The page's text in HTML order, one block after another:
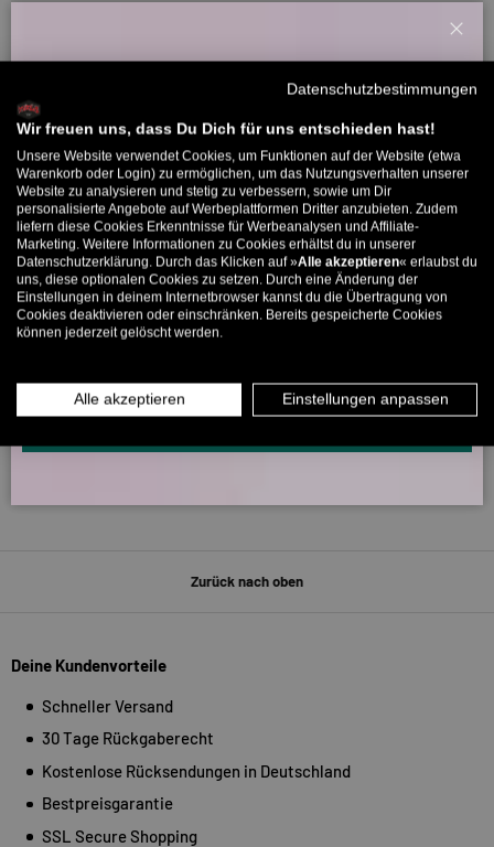
Sei der Erste, der eine Bewertung schreibt
5325 Bewertungen
5325 266
Willkommensbonus
Willkommens-Rabattcode direkt per Mail zugeschickt.
Bis zu 11% Rabatt auf deine erste Bestellung. Aufgepasst: Du
kannst nur 1x wählen! 🤫
5% ab €80 9% ab €100 11% ab €150 🔥
E-Mail
MÄNNER
INFOS ÜBER WHATSAPP? KEIN PROBLEM!
KLICK HIER UND SCHICKE UNS DIE VORGESCHRIEBENE NACHRICHT,
Zurück nach oben
Deine Kundenvorteile
Schneller Versand
30 Tage Rückgaberecht
Kostenlose Rücksendungen in Deutschland
Bestpreisgarantie
SSL Secure Shopping
Datenschutzbestimmungen
Wir freuen uns, dass Du Dich für uns entschieden hast!
Unsere Website verwendet Cookies, um Funktionen auf der Website (etwa
Warenkorb oder Login) zu ermöglichen, um das Nutzungsverhalten unserer
Website zu analysieren und stetig zu verbessern, sowie um Dir
personalisierte Angebote auf Werbeplattformen Dritter anzubieten. Zudem
liefern diese Cookies Erkenntnisse für Werbeanalysen und Affiliate-
Marketing. Weitere Informationen zu Cookies erhältst du in unserer
Datenschutzerklärung. Durch das Klicken auf »Alle akzeptieren« erlaubst du
uns, diese optionalen Cookies zu setzen. Durch eine Änderung der
Einstellungen in deinem Internetbrowser kannst du die Übertragung von
Cookies deaktivieren oder einschränken. Bereits gespeicherte Cookies
können jederzeit gelöscht werden.
Alle akzeptieren Einstellungen anpassen